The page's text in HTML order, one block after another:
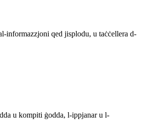
informazzjoni qed jisplodu, u taċċellera d-
u kompiti ġodda, l-ippjanar u l-